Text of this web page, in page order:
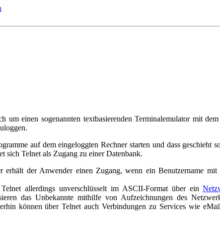
um einen sogenannten textbasierenden Terminalemulator mit
auf dem eingeloggten Rechner starten und dass geschieht
sich Telnet als Zugang zu einer Datenbank.
erhält der Anwender einen Zugang, wenn ein Benutzername mit
allerdings unverschlüsselt im ASCII-Format über ein
das Unbekannte mithilfe von Aufzeichnungen des
können über Telnet auch Verbindungen zu Services wie